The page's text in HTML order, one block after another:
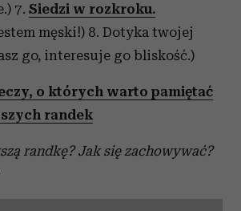
7. Siedzi w rozkroku.
męski!) 8. Dotyka twojej
go, interesuje go bliskość.)
o których warto pamiętać
randek
randkę? Jak się zachowywać?